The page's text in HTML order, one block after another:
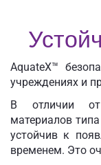
AquateX™
учреждениях и
В отличии от
материалов
устойчив к
временем. Это